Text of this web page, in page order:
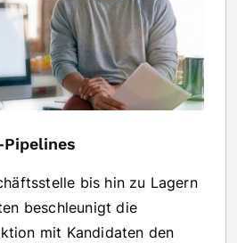
bis hin zu Lagern
beschleunigt die
mit Kandidaten den